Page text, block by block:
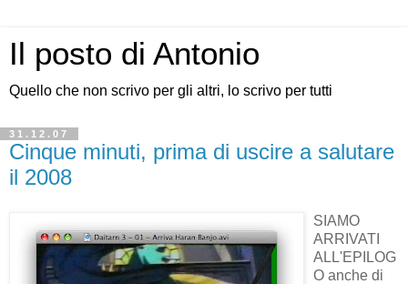
Il posto di Antonio
Quello che non scrivo per gli altri, lo scrivo per tutti
31.12.07
Cinque minuti, prima di uscire a salutare
il 2008
SIAMO
ARRIVATI
ALL'EPILOG
O anche di